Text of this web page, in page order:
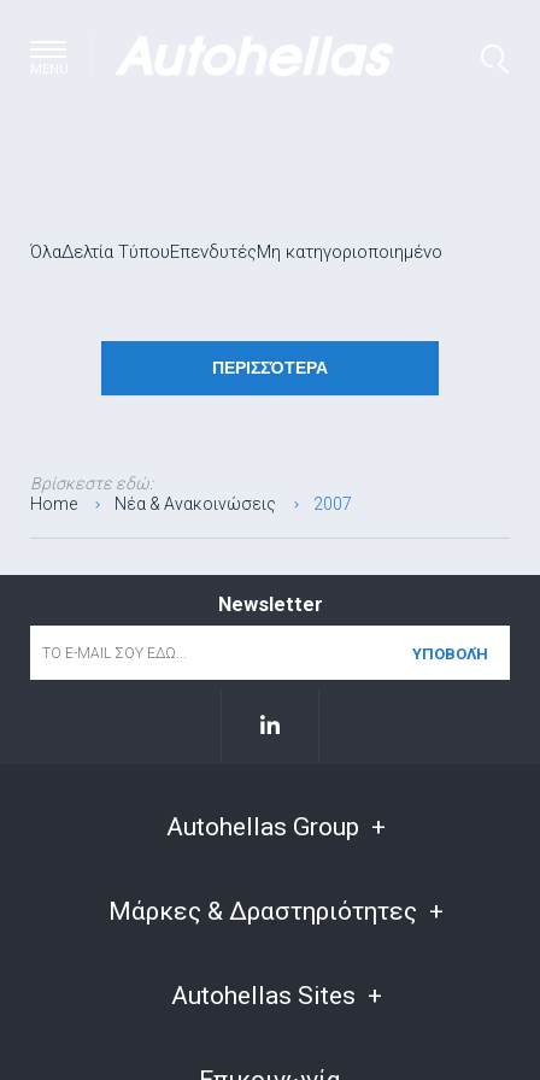
ΌλαΔελτία ΤύπουΕπενδυτέςΜη κατηγοριοποιημένο
ΠΕΡΙΣΣΌΤΕΡΑ
Βρίσκεστε εδώ:
Home
Νέα & Ανακοινώσεις 2007
Newsletter
Autohellas Group
Μάρκες & Δραστηριότητες
Autohellas Sites